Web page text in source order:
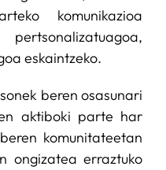
komunikazioa
eskaintzeko.
beren osasunari
aktiboki parte har
komunitateetan
ongizatea erraztuko